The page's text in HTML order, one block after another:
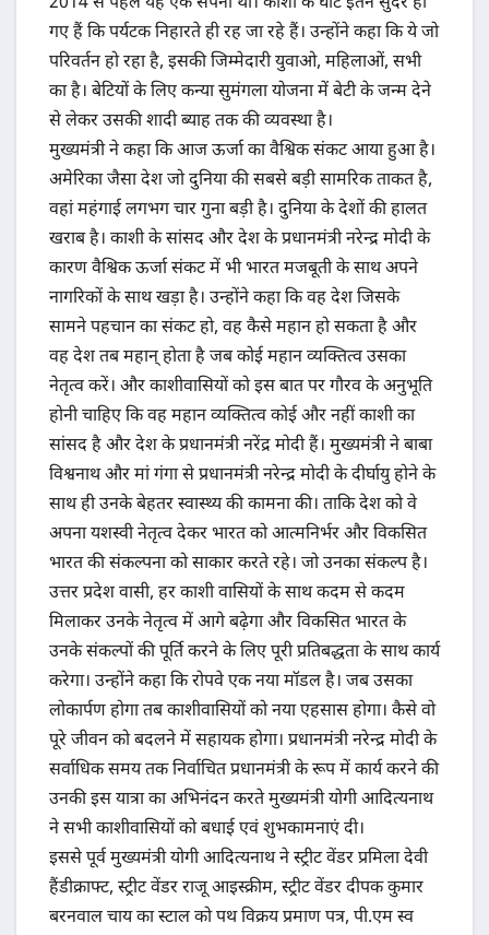
गए हैं कि पर्यटक निहारते ही रह जा रहे हैं। उन्होंने कहा कि ये जो
परिवर्तन हो रहा है, इसकी जिम्मेदारी युवाओ, महिलाओं, सभी
का है। बेटियों के लिए कन्या सुमंगला योजना में बेटी के जन्म देने
से लेकर उसकी शादी ब्याह तक की व्यवस्था है।
मुख्यमंत्री ने कहा कि आज ऊर्जा का वैश्विक संकट आया हुआ है।
अमेरिका जैसा देश जो दुनिया की सबसे बड़ी सामरिक ताकत है,
वहां महंगाई लगभग चार गुना बड़ी है। दुनिया के देशों की हालत
खराब है। काशी के सांसद और देश के प्रधानमंत्री नरेन्द्र मोदी के
कारण वैश्विक ऊर्जा संकट में भी भारत मजबूती के साथ अपने
नागरिकों के साथ खड़ा है। उन्होंने कहा कि वह देश जिसके
सामने पहचान का संकट हो, वह कैसे महान हो सकता है और
वह देश तब महान् होता है जब कोई महान व्यक्तित्व उसका
नेतृत्व करें। और काशीवासियों को इस बात पर गौरव के अनुभूति
होनी चाहिए कि वह महान व्यक्तित्व कोई और नहीं काशी का
सांसद है और देश के प्रधानमंत्री नरेंद्र मोदी हैं। मुख्यमंत्री ने बाबा
विश्वनाथ और मां गंगा से प्रधानमंत्री नरेन्द्र मोदी के दीर्घायु होने के
साथ ही उनके बेहतर स्वास्थ्य की कामना की। ताकि देश को वे
अपना यशस्वी नेतृत्व देकर भारत को आत्मनिर्भर और विकसित
भारत की संकल्पना को साकार करते रहे। जो उनका संकल्प है।
उत्तर प्रदेश वासी, हर काशी वासियों के साथ कदम से कदम
मिलाकर उनके नेतृत्व में आगे बढ़ेगा और विकसित भारत के
उनके संकल्पों की पूर्ति करने के लिए पूरी प्रतिबद्धता के साथ कार्य
करेगा। उन्होंने कहा कि रोपवे एक नया मॉडल है। जब उसका
लोकार्पण होगा तब काशीवासियों को नया एहसास होगा। कैसे वो
पूरे जीवन को बदलने में सहायक होगा। प्रधानमंत्री नरेन्द्र मोदी के
सर्वाधिक समय तक निर्वाचित प्रधानमंत्री के रूप में कार्य करने की
उनकी इस यात्रा का अभिनंदन करते मुख्यमंत्री योगी आदित्यनाथ
ने सभी काशीवासियों को बधाई एवं शुभकामनाएं दी।
इससे पूर्व मुख्यमंत्री योगी आदित्यनाथ ने स्ट्रीट वेंडर प्रमिला देवी
हैंडीक्राफ्ट, स्ट्रीट वेंडर राजू आइस्क्रीम, स्ट्रीट वेंडर दीपक कुमार
बरनवाल चाय का स्टाल को पथ विक्रय प्रमाण पत्र, पी.एम स्व